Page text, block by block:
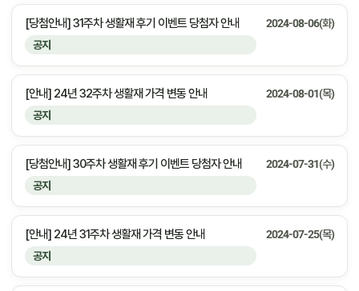
공지
[당첨안내] 31주차 생활재 후기 이벤트 당첨자 안내 2024-08-06(화)
공지
[안내] 24년 32주차 생활재 가격 변동 안내 2024-08-01(목)
공지
[당첨안내] 30주차 생활재 후기 이벤트 당첨자 안내 2024-07-31(수)
공지
[안내] 24년 31주차 생활재 가격 변동 안내 2024-07-25(목)